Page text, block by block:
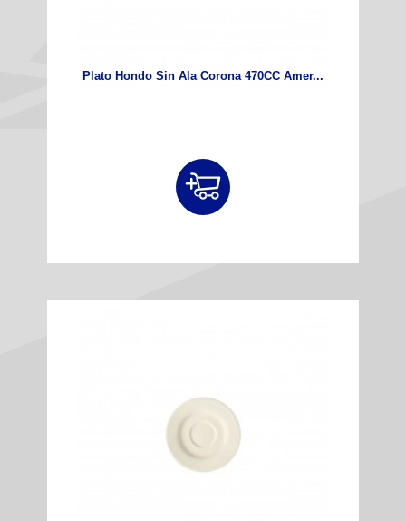
Plato Hondo Sin Ala Corona 470CC Amer...